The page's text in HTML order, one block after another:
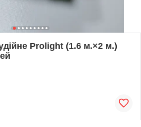
Prolight (1.6 м.×2 м.)